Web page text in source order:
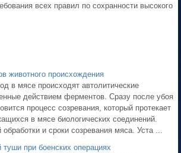
всех правил по сохранности высокого
животного происхождения
в мясе происходят автолитические
действием ферментов. Сразу после убоя
процесс созревания, который протекает
в мясе биологических соединений.
и сроки созревания мяса. Уста ...
при боенских операциях